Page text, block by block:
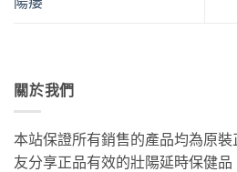
關於我們
本站保證所有銷售的產品均為原
友分享正品有效的壯陽延時保健